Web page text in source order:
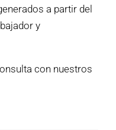
a partir del
y
con nuestros